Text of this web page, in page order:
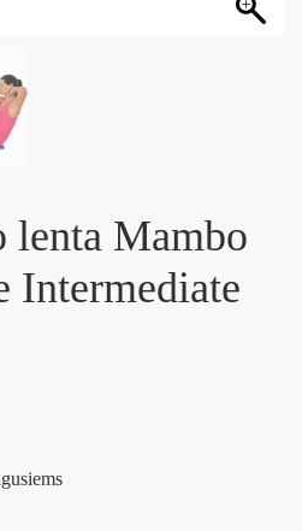
lenta Mambo
Intermediate